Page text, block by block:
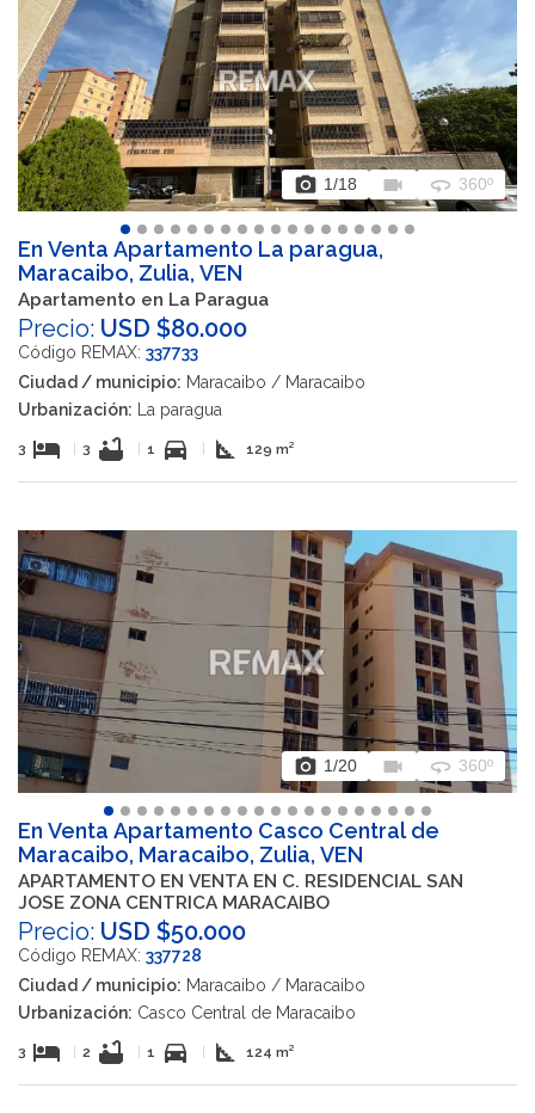
photo_camera 1/18 videocam 360 360º
En Venta Apartamento La paragua,
Maracaibo, Zulia, VEN
Apartamento en La Paragua
Precio: USD $80.000
Código REMAX: 337733
Ciudad / municipio: Maracaibo / Maracaibo
Urbanización: La paragua
3 hotel 3 bathtub 1 directions_car square_foot 129 m²
photo_camera 1/20 videocam 360 360º
En Venta Apartamento Casco Central de
Maracaibo, Maracaibo, Zulia, VEN
APARTAMENTO EN VENTA EN C. RESIDENCIAL SAN
JOSE ZONA CENTRICA MARACAIBO
Precio: USD $50.000
Código REMAX: 337728
Ciudad / municipio: Maracaibo / Maracaibo
Urbanización: Casco Central de Maracaibo
3 hotel 2 bathtub 1 directions_car square_foot 124 m²